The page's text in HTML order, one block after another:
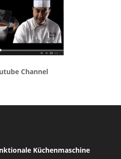
Channel
Küchenmaschine